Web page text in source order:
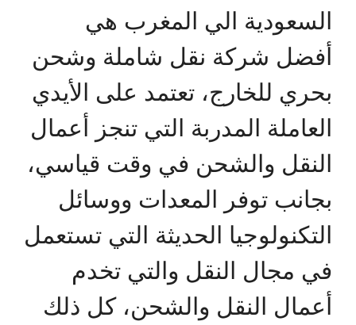
السعودية الي المغرب هي
أفضل شركة نقل شاملة وشحن
بحري للخارج، تعتمد على الأيدي
العاملة المدربة التي تنجز أعمال
النقل والشحن في وقت قياسي،
بجانب توفر المعدات ووسائل
التكنولوجيا الحديثة التي تستعمل
في مجال النقل والتي تخدم
أعمال النقل والشحن، كل ذلك